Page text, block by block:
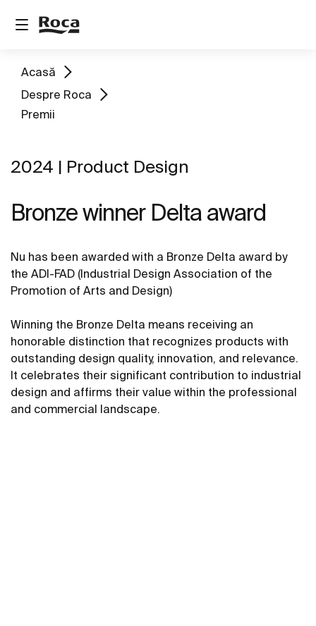
Acasă
Despre Roca
Premii
2024 | Product Design
Bronze winner Delta award
Nu has been awarded with a Bronze Delta award by
the ADI-FAD (Industrial Design Association of the
Promotion of Arts and Design)
Winning the Bronze Delta means receiving an
honorable distinction that recognizes products with
outstanding design quality, innovation, and relevance.
It celebrates their significant contribution to industrial
design and affirms their value within the professional
and commercial landscape.